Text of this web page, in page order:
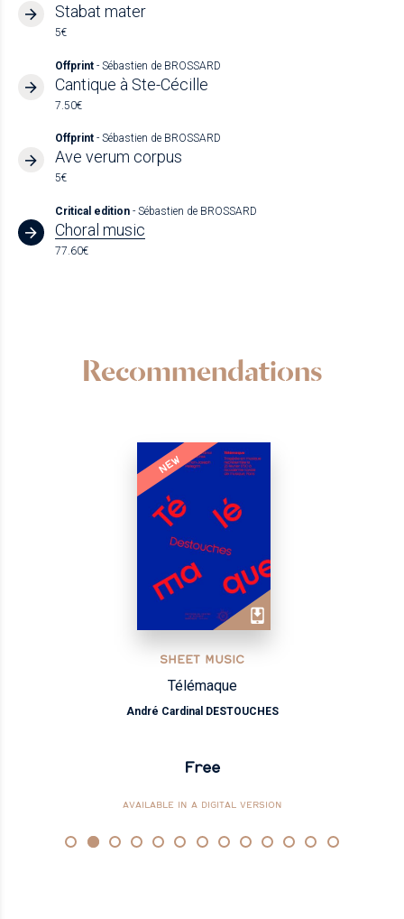
Stabat mater
5€
Offprint - Sébastien de BROSSARD
Cantique à Ste-Cécille
7.50€
Offprint - Sébastien de BROSSARD
Ave verum corpus
5€
Critical edition - Sébastien de BROSSARD
Choral music
77.60€
Recommendations
NEW
SHEET MUSIC
Télémaque
André Cardinal DESTOUCHES
Free
AVAILABLE IN A DIGITAL VERSION